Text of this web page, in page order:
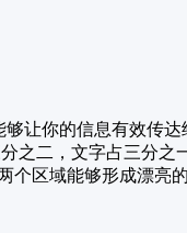
让你的信息有效传
二，文字占三分
区域能够形成漂